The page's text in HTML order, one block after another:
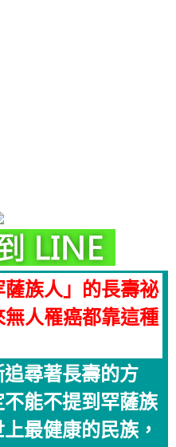
族人」的長壽祕
人罹癌都靠這種
尋著長壽的方
能不提到罕薩族
最健康的民族，